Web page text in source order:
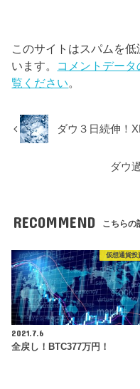
このサイトはスパムを
います。 コメントデー
覧ください。
ダウ３日続伸！
ダウ
RECOMMEND こちらの
仮想通貨投
2021.7.6
全戻し！BTC377万円！